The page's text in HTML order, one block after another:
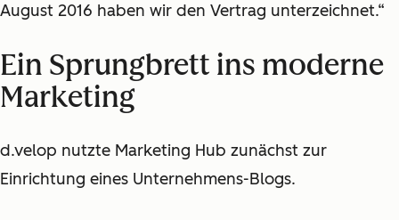
August 2016 haben wir den Vertrag unterzeichnet.“
Ein Sprungbrett ins moderne
Marketing
d.velop nutzte Marketing Hub zunächst zur
Einrichtung eines Unternehmens-Blogs.